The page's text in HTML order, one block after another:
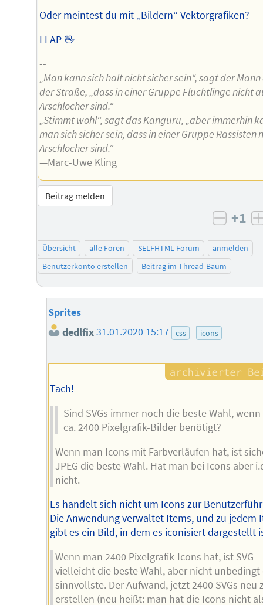
Oder meintest du mit „Bildern“ Vektorgrafiken?
LLAP 🖖
--
„Man kann sich halt nicht sicher sein“, sagt der
der Straße, „dass in einer Gruppe Flüchtlinge nicht
Arschlöcher sind.“
„Stimmt wohl“, sagt das Känguru, „aber immerhin
man sich sicher sein, dass in einer Gruppe Rassisten
Arschlöcher sind.“
—Marc-Uwe Kling
Beitrag melden
+1
Übersicht alle Foren SELFHTML-Forum
anmelden
Benutzerkonto erstellen
Beitrag im Thread-Baum
Sprites
dedlfix31.01.2020 15:17 css icons
Tach!
Sind SVGs immer noch die beste Wahl,
ca. 2400 Pixelgrafik-Bilder benötigt?
Wenn man Icons mit Farbverläufen hat, ist
JPEG die beste Wahl. Hat man bei Icons aber
nicht.
Es handelt sich nicht um Icons zur
Die Anwendung verwaltet Items, und zu jedem
gibt es ein Bild, in dem es iconisiert dargestellt
Wenn man 2400 Pixelgrafik-Icons hat, ist SVG
vielleicht die beste Wahl, aber nicht unbedingt
sinnvollste. Der Aufwand, jetzt 2400 SVGs neu
erstellen (neu heißt: man hat die Icons nicht